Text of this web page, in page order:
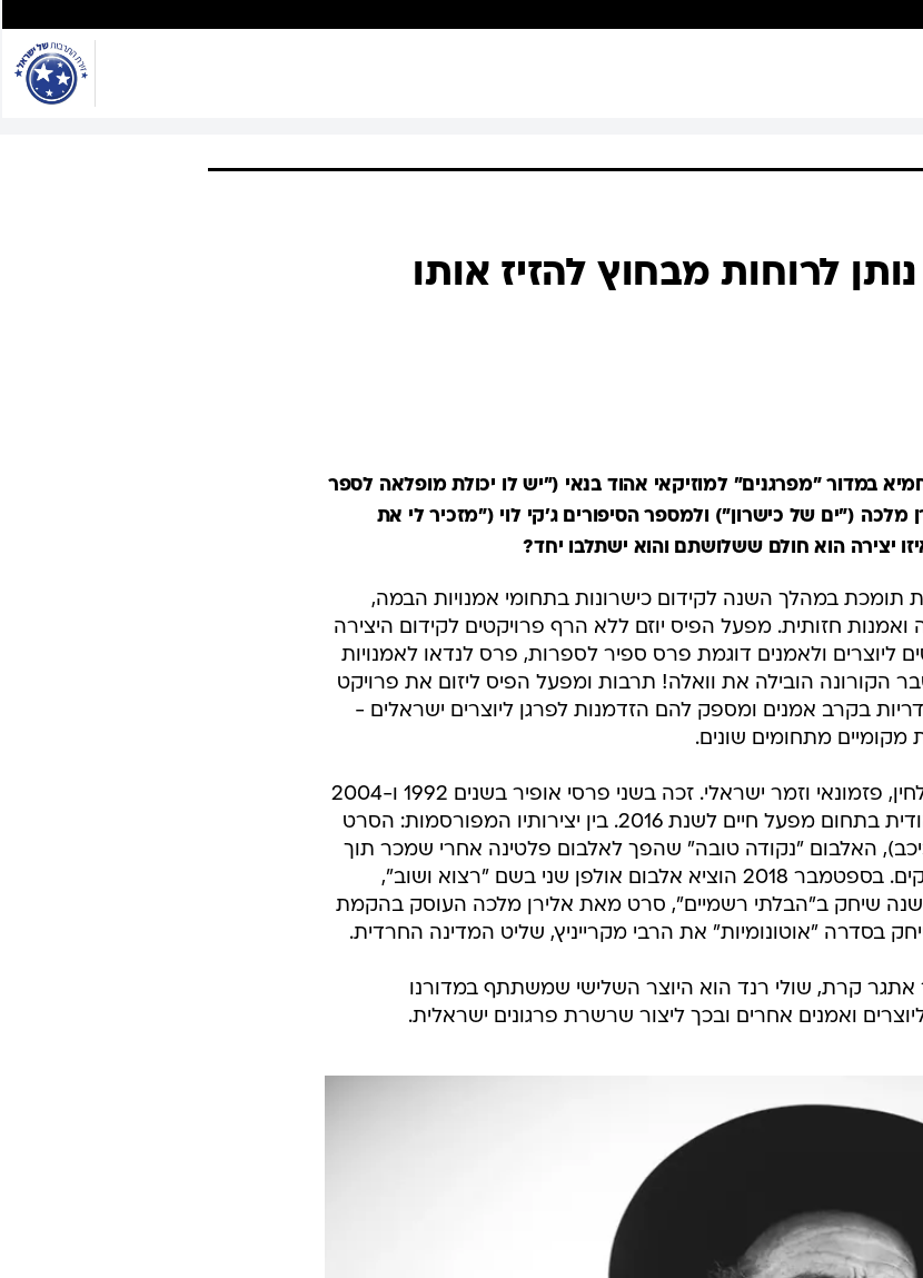
לרוחות מבחוץ להזיז אותו
במדור "מפרגנים" למוזיקאי אהוד בנאי ("יש לו יכולת מופלאה לספר
מלכה ("ים של כישרון") ולמספר הסיפורים ג'קי לוי ("מזכיר לי את
יצירה הוא חולם ששלושתם והוא ישתלבו יחד?
תומכת במהלך השנה לקידום כישרונות בתחומי אמנויות הבמה,
ואמנות חזותית. מפעל הפיס יוזם ללא הרף פרויקטים לקידום היצירה
ליוצרים ולאמנים דוגמת פרס ספיר לספרות, פרס לנדאו לאמנויות
הקורונה הובילה את וואלה! תרבות ומפעל הפיס ליזום את פרויקט
בקרב אמנים ומספק להם הזדמנות לפרגן ליוצרים ישראלים -
מקומיים מתחומים שונים.
שולי רנד הוא שחקן, במאי, מלחין, פזמונאי וזמר ישראלי. זכה בשני פרסי אופיר בשנים 1992 ו-2004
ובפרס שר החינוך לתרבות יהודית בתחום מפעל חיים לשנת 2016. בין יצירותיו המפורסמות: הסרט
האלבום "נקודה טובה" שהפך לאלבום פלטינה אחרי שמכר תוך
חודשים ספורים 50,000 עותקים. בספטמבר 2018 הוציא אלבום אולפן שני בשם "רצוא ושוב",
שיחק ב"הבלתי רשמיים", סרט מאת אלירן מלכה העוסק בהקמת
בסדרה "אוטונומיות" את הרבי מקרייניץ, שליט המדינה החרדית.
אתגר קרת, שולי רנד הוא היוצר השלישי שמשתתף במדורנו
ואמנים אחרים ובכך ליצור שרשרת פרגונים ישראלית.